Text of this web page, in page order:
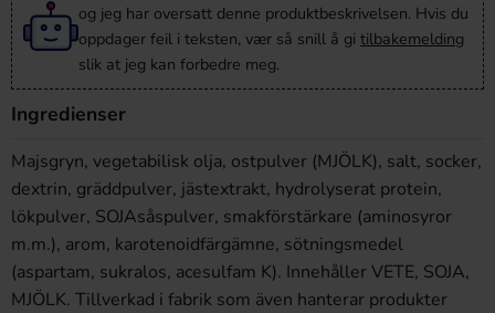
og jeg har oversatt denne produktbeskrivelsen. Hvis du
oppdager feil i teksten, vær så snill å gi tilbakemelding
slik at jeg kan forbedre meg.
Ingredienser
Majsgryn, vegetabilisk olja, ostpulver (MJÖLK), salt, socker,
dextrin, gräddpulver, jästextrakt, hydrolyserat protein,
lökpulver, SOJAsåspulver, smakförstärkare (aminosyror
m.m.), arom, karotenoidfärgämne, sötningsmedel
(aspartam, sukralos, acesulfam K). Innehåller VETE, SOJA,
MJÖLK. Tillverkad i fabrik som även hanterar produkter